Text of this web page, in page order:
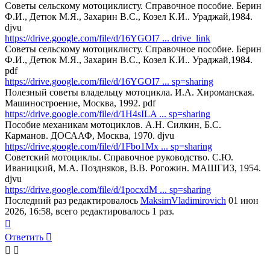
Советы сельскому мотоциклисту. Справочное пособие. Берин
Ф.И., Детюк М.Я., Захарин В.С., Козел К.И.. Ураджай,1984.
djvu
https://drive.google.com/file/d/16YGOI7 ... drive_link
Советы сельскому мотоциклисту. Справочное пособие. Берин
Ф.И., Детюк М.Я., Захарин В.С., Козел К.И.. Ураджай,1984.
pdf
https://drive.google.com/file/d/16YGOI7 ... sp=sharing
Полезный советы владельцу мотоцикла. И.А. Хироманская.
Машиностроение, Москва, 1992. pdf
https://drive.google.com/file/d/1H4sILA ... sp=sharing
Пособие механикам мотоциклов. А.Н. Силкин, Б.С.
Карманов. ДОСААФ, Москва, 1970. djvu
https://drive.google.com/file/d/1Fbo1Mx ... sp=sharing
Советский мотоциклы. Справочное руководство. С.Ю.
Иваницкий, М.А. Поздняков, В.В. Рогожин. МАШГИЗ, 1954.
djvu
https://drive.google.com/file/d/1pocxdM ... sp=sharing
Последний раз редактировалось MaksimVladimirovich 01 июн
2026, 16:58, всего редактировалось 1 раз.
к
началу
Ответить